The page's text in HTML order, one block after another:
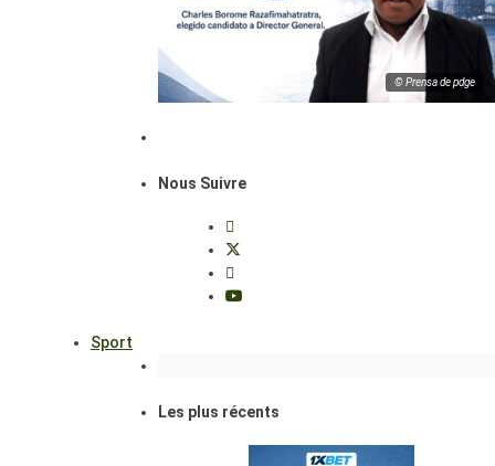
© Prensa de pdge
Nous Suivre
Sport
Les plus récents